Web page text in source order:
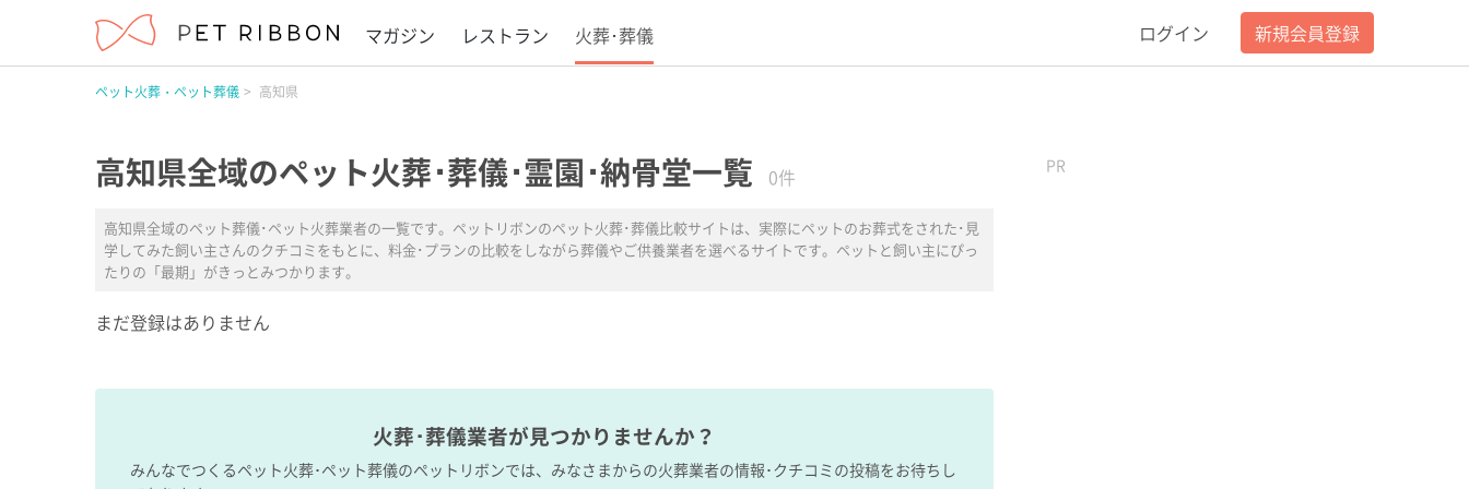
マガジン レストラン 火葬･葬儀 ログイン 新規会員登録
ペット火葬・ペット葬儀 高知県
高知県全域のペット火葬･葬儀･霊園･納骨堂一覧 0件
高知県全域のペット葬儀･ペット火葬業者の一覧です。ペットリボンのペット火葬･葬儀比較サイトは、実際にペットのお葬式をされた･見
学してみた飼い主さんのクチコミをもとに、料金･プランの比較をしながら葬儀やご供養業者を選べるサイトです。ペットと飼い主にぴっ
たりの「最期」がきっとみつかります。
まだ登録はありません
火葬･葬儀業者が見つかりませんか？
みんなでつくるペット火葬･ペット葬儀のペットリボンでは、みなさまからの火葬業者の情報･クチコミの投稿をお待ちし
PR